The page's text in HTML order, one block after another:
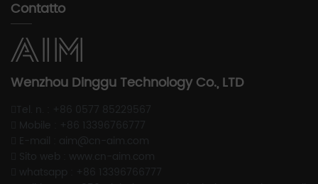
Contatto
Wenzhou Dinggu Technology Co., LTD